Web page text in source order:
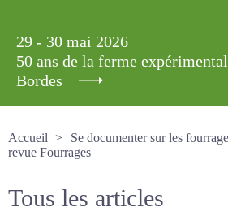
29 - 30 mai 2026
50 ans de la ferme
Bordes
Accueil
Se documenter sur les
La revue Fourrages
Tous les articles